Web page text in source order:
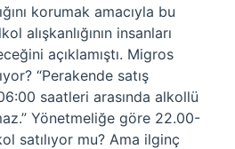
korumak amacıyla bu
alışkanlığının insanları
açıklamıştı. Migros
“Perakende satış
saatleri arasında alkollü
Yönetmeliğe göre 22.00-
satılıyor mu? Ama ilginç